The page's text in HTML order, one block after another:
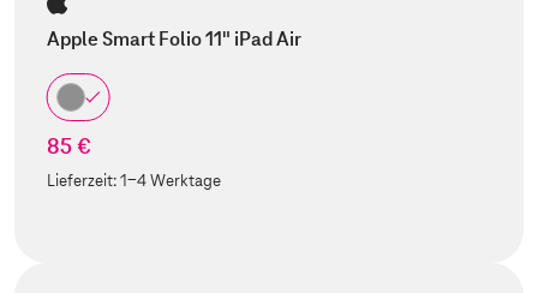
Apple Smart Folio 11" iPad Air
85 €
Lieferzeit:1-4 Werktage